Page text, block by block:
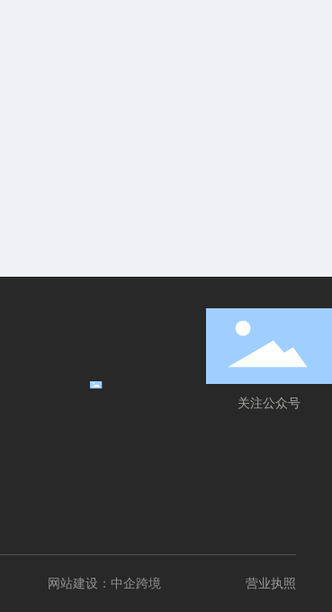
关注公众号
网站建设：中企跨境 营业执照